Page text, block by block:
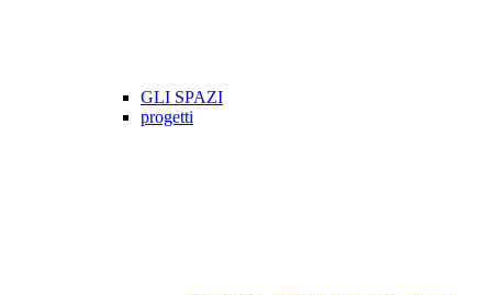
GLI SPAZI
progetti